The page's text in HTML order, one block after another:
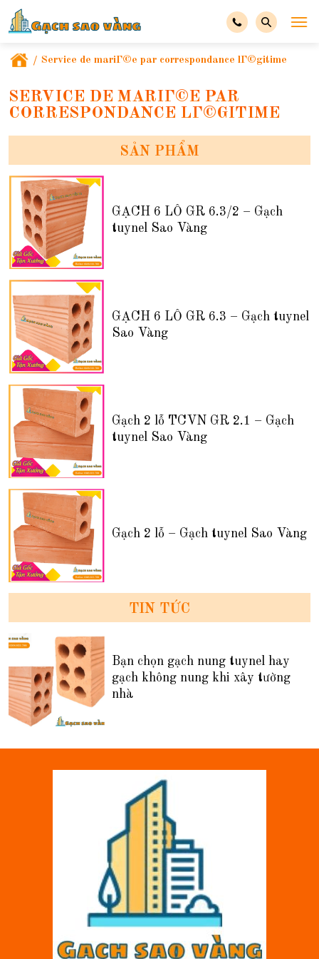
/ Service de mariГ©e par correspondance lГ©gitime
SERVICE DE MARIГ©E PAR
CORRESPONDANCE LГ©GITIME
SẢN PHẨM
GẠCH 6 LỖ GR 6.3/2 – Gạch
tuynel Sao Vàng
GẠCH 6 LỖ GR 6.3 – Gạch tuynel
Sao Vàng
Gạch 2 lỗ TCVN GR 2.1 – Gạch
tuynel Sao Vàng
Gạch 2 lỗ – Gạch tuynel Sao Vàng
TIN TỨC
Bạn chọn gạch nung tuynel hay
gạch không nung khi xây tường
nhà